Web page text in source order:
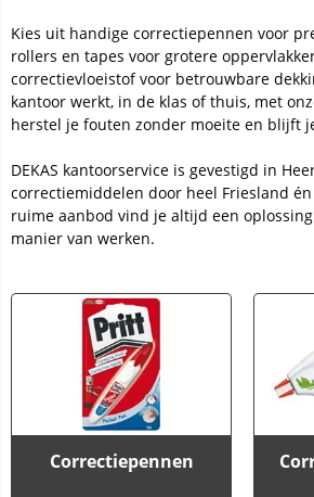
Kies uit handige correctiepennen voor
rollers en tapes voor grotere
correctievloeistof voor betrouwbare
kantoor werkt, in de klas of thuis, met
herstel je fouten zonder moeite en blijft
DEKAS kantoorservice is gevestigd in
correctiemiddelen door heel Friesland
ruime aanbod vind je altijd een
manier van werken.
Correctiepennen